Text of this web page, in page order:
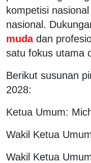
kompetisi
nasional.
muda dan
satu fokus utama
Berikut susunan
2028:
Ketua Umum:
Wakil Ketua
Wakil Ketua